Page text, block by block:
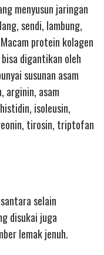
menyusun jaringan
sendi, lambung,
protein kolagen
digantikan oleh
susunan asam
arginin, asam
isoleusin,
tirosin, triptofan
selain
disukai juga
lemak jenuh.